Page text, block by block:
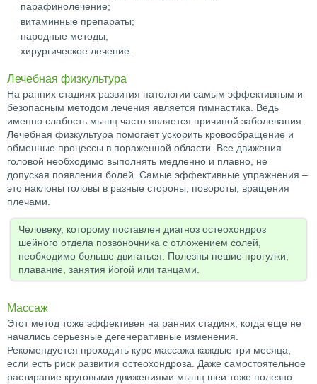
парафинолечение;
витаминные препараты;
народные методы;
хирургическое лечение.
Лечебная физкультура
На ранних стадиях развития патологии самым эффективным и
безопасным методом лечения является гимнастика. Ведь
именно слабость мышц часто является причиной заболевания.
Лечебная физкультура помогает ускорить кровообращение и
обменные процессы в пораженной области. Все движения
головой необходимо выполнять медленно и плавно, не
допуская появления болей. Самые эффективные упражнения –
это наклоны головы в разные стороны, повороты, вращения
плечами.
Человеку, которому поставлен диагноз остеохондроз
шейного отдела позвоночника с отложением солей,
необходимо больше двигаться. Полезны пешие прогулки,
плавание, занятия йогой или танцами.
Массаж
Этот метод тоже эффективен на ранних стадиях, когда еще не
начались серьезные дегенеративные изменения.
Рекомендуется проходить курс массажа каждые три месяца,
если есть риск развития остеохондроза. Даже самостоятельное
растирание круговыми движениями мышц шеи тоже полезно.